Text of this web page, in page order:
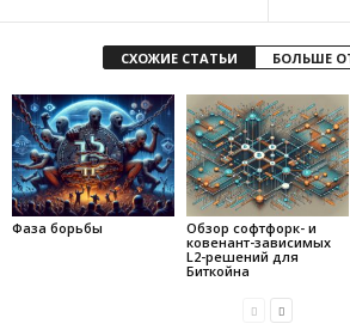
СХОЖИЕ СТАТЬИ БОЛЬШЕ
Фаза борьбы
Обзор софтфорк- и
ковенант-зависимых
L2-решений для
Биткойна